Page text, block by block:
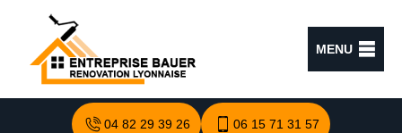
MENU
04 82 29 39 26 06 15 71 31 57